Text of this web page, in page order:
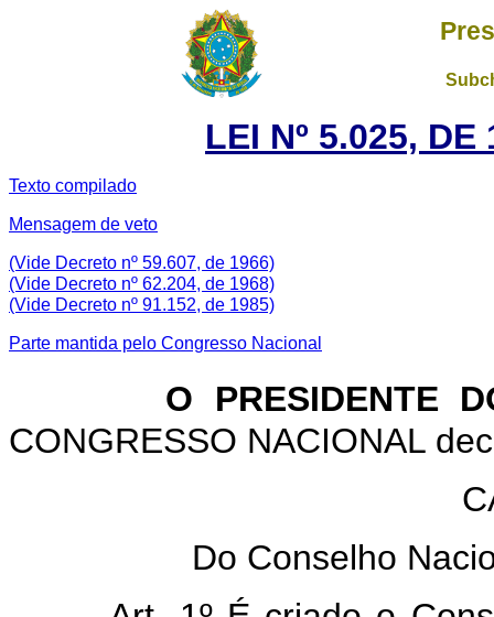
LEI Nº 5.025,
Texto compilado
Mensagem de veto
(Vide Decreto nº 59.607, de 1966)
(Vide Decreto nº 62.204, de 1968)
(Vide Decreto nº 91.152, de 1985)
Parte mantida pelo Congresso Nacional
O PRESIDENTE
CONGRESSO NACIONAL
Do Conselho